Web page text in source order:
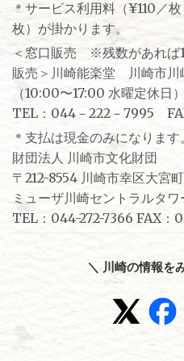
＊サービス利用料（¥110／
枚）が掛かります。
＜窓口販売 ※残数があれば
販売＞川崎能楽堂 川崎市川
（10:00〜17:00 水曜定休日）
TEL：044－222－7995
＊支払は現金のみになります。
財団法人 川崎市文化財団
〒212-8554 川崎市幸区大宮
ミューザ川崎セントラルタ
TEL：044-272-7366 FAX：
＼ 川崎の情報を